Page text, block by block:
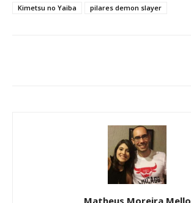
Kimetsu no Yaiba
pilares demon slayer
Matheus Moreira Mello